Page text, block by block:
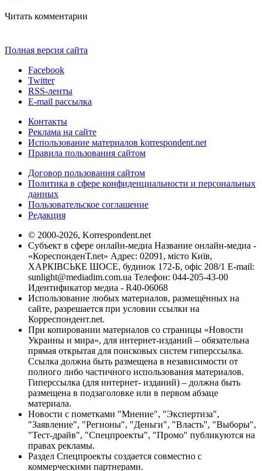
Читать комментарии
Полная версия сайта
Facebook
Twitter
RSS-ленты
E-mail рассылка
Контакты
Реклама на сайте
Использование материалов korrespondent.net
Правила пользования сайтом
Договор пользования сайтом
Политика в сфере конфиденциальности и персональных
данных
Пользовательское соглашение
Редакция
© 2000-2026, Korrespondent.net
Субъект в сфере онлайн-медиа Название онлайн-медиа -
«КореспонденТ.net» Адрес: 02091, місто Київ,
ХАРКІВСЬКЕ ШОСЕ, будинок 172-Б, офіс 208/1 E-mail:
sunlight@mediadim.com.ua Телефон: 044-205-43-00
Идентификатор медиа - R40-06068
Использование любых материалов, размещённых на
сайте, разрешается при условии ссылки на
Корреспондент.net.
При копировании материалов со страницы «Новости
Украины и мира», для интернет-изданий – обязательна
прямая открытая для поисковых систем гиперссылка.
Ссылка должна быть размещена в независимости от
полного либо частичного использования материалов.
Гиперссылка (для интернет- изданий) – должна быть
размещена в подзаголовке или в первом абзаце
материала.
Новости с пометками "Мнение", "Экспертиза",
"Заявление", "Регионы", "Деньги", "Власть", "Выборы",
"Тест-драйв", "Спецпроекты", "Промо" публикуются на
правах рекламы.
Раздел Спецпроекты создается совместно с
коммерческими партнерами.